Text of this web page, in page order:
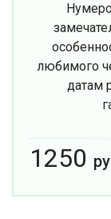
любимого
датам
1250